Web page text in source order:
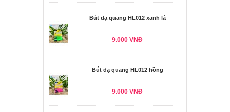
Bút dạ quang HL012 xanh lá
9.000 VNĐ
Bút dạ quang HL012 hồng
9.000 VNĐ